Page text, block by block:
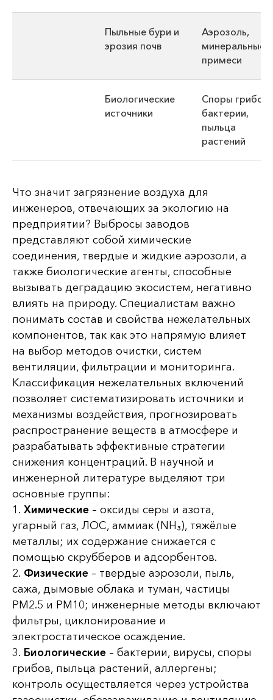
Пыльные бури и
эрозия почв
Аэрозоль,
минеральные
примеси
Биологические
источники
Споры грибов,
бактерии,
пыльца
растений
Что значит загрязнение воздуха для
инженеров, отвечающих за экологию на
предприятии? Выбросы заводов
представляют собой химические
соединения, твердые и жидкие аэрозоли, а
также биологические агенты, способные
вызывать деградацию экосистем, негативно
влиять на природу. Специалистам важно
понимать состав и свойства нежелательных
компонентов, так как это напрямую влияет
на выбор методов очистки, систем
вентиляции, фильтрации и мониторинга.
Классификация нежелательных включений
позволяет систематизировать источники и
механизмы воздействия, прогнозировать
распространение веществ в атмосфере и
разрабатывать эффективные стратегии
снижения концентраций. В научной и
инженерной литературе выделяют три
основные группы:
1. Химические – оксиды серы и азота,
угарный газ, ЛОС, аммиак (NH₃), тяжёлые
металлы; их содержание снижается с
помощью скрубберов и адсорбентов.
2. Физические – твердые аэрозоли, пыль,
сажа, дымовые облака и туман, частицы
PM2.5 и PM10; инженерные методы включают
фильтры, циклонирование и
электростатическое осаждение.
3. Биологические – бактерии, вирусы, споры
грибов, пыльца растений, аллергены;
контроль осуществляется через устройства